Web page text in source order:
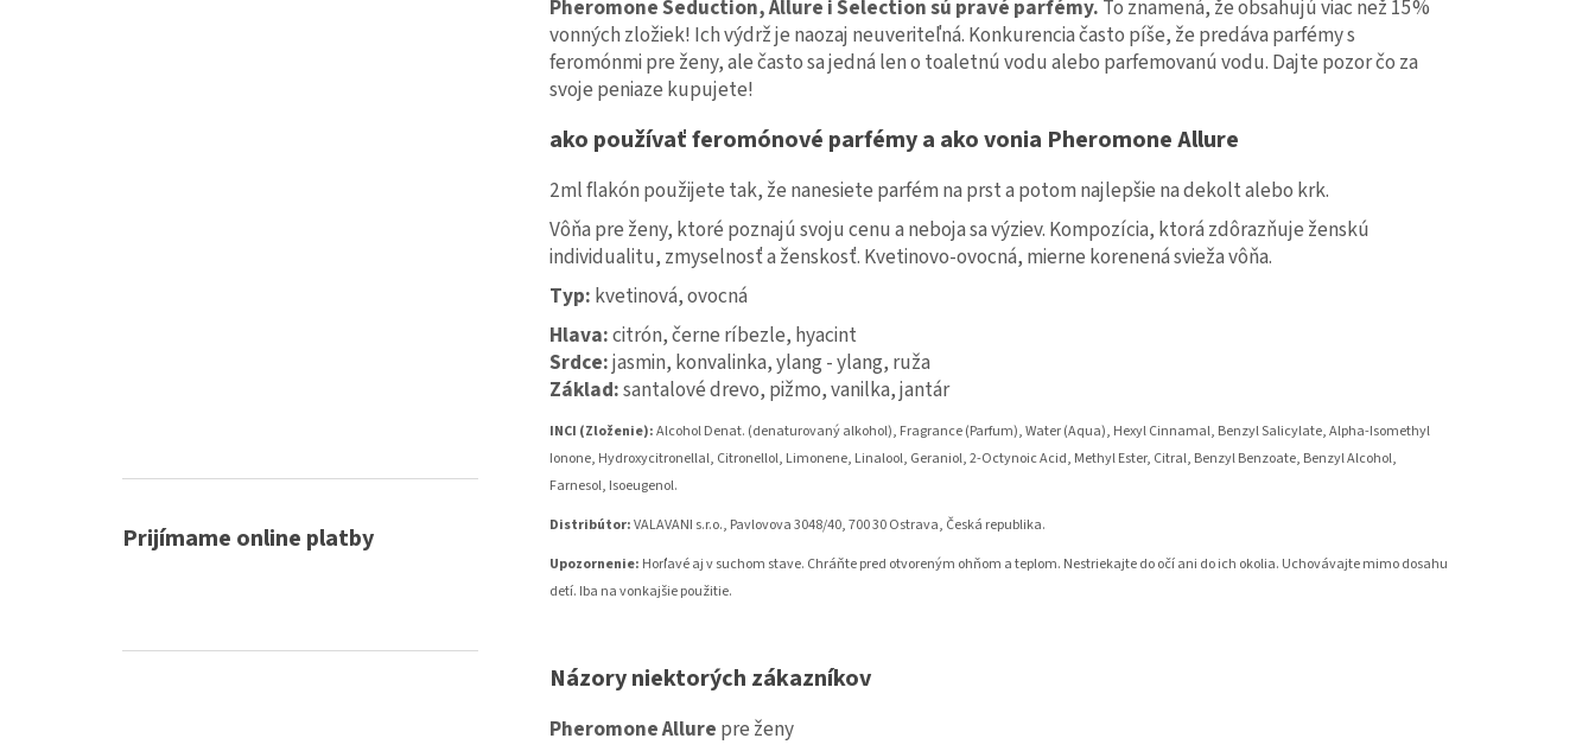
Prijímame online platby
Pheromone Seduction, Allure i Selection sú pravé parfémy. To znamená, že obsahujú viac než 15%
vonných zložiek! Ich výdrž je naozaj neuveriteľná. Konkurencia často píše, že predáva parfémy s
feromónmi pre ženy, ale často sa jedná len o toaletnú vodu alebo parfemovanú vodu. Dajte pozor čo za
svoje peniaze kupujete!
ako používať feromónové parfémy a ako vonia Pheromone Allure
2ml flakón použijete tak, že nanesiete parfém na prst a potom najlepšie na dekolt alebo krk.
Vôňa pre ženy, ktoré poznajú svoju cenu a neboja sa výziev. Kompozícia, ktorá zdôrazňuje ženskú
individualitu, zmyselnosť a ženskosť. Kvetinovo-ovocná, mierne korenená svieža vôňa.
Typ: kvetinová, ovocná
Hlava:citrón, černe ríbezle, hyacint
Srdce:jasmin, konvalinka, ylang - ylang, ruža
Základ:santalové drevo, pižmo, vanilka, jantár
INCI (Zloženie):Alcohol Denat. (denaturovaný alkohol), Fragrance (Parfum), Water (Aqua), Hexyl Cinnamal, Benzyl Salicylate, Alpha-Isomethyl
Ionone, Hydroxycitronellal, Citronellol, Limonene, Linalool, Geraniol, 2-Octynoic Acid, Methyl Ester, Citral, Benzyl Benzoate, Benzyl Alcohol,
Farnesol, Isoeugenol.
Distribútor:VALAVANI s.r.o., Pavlovova 3048/40, 700 30 Ostrava, Česká republika.
Upozornenie: Horľavé aj v suchom stave. Chráňte pred otvoreným ohňom a teplom. Nestriekajte do očí ani do ich okolia. Uchovávajte mimo dosahu
detí. Iba na vonkajšie použitie.
Názory niektorých zákazníkov
Pheromone Allure pre ženy